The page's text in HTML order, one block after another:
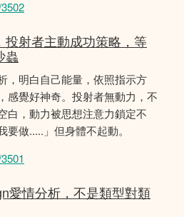
投射者主動成功策略，等
蟲
，明白自己能量，依照指示方
感覺好神奇。投射者無動力，不
白，動力被思想注意力鎖定不
做.....」但身體不起動。
愛情分析，不是類型對類